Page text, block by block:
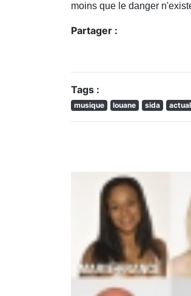
moins que le danger
Partager :
Tags :
musique louane sida